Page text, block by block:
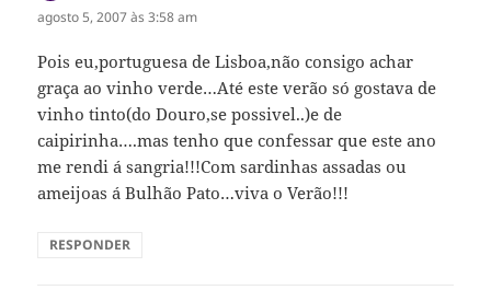
agosto 5, 2007 às 3:58 am
Pois eu,portuguesa de Lisboa,não consigo achar
graça ao vinho verde…Até este verão só gostava de
vinho tinto(do Douro,se possivel..)e de
caipirinha….mas tenho que confessar que este ano
me rendi á sangria!!!Com sardinhas assadas ou
ameijoas á Bulhão Pato…viva o Verão!!!
RESPONDER